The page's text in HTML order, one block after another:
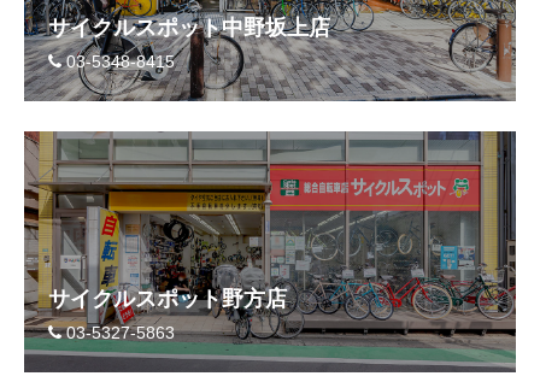
サイクルスポット中野坂上店
03-5348-8415
サイクルスポット野方店
03-5327-5863